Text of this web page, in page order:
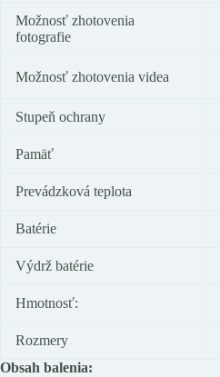
Možnosť zhotovenia
fotografie
Možnosť zhotovenia videa
Stupeň ochrany
Pamäť
Prevádzková teplota
Batérie
Výdrž batérie
Hmotnosť:
Rozmery
Obsah balenia: